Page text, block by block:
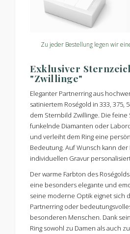
Zu jeder Bestellung legen wir
Exklusiver
"Zwillinge"
Eleganter Partnerring aus
satiniertem Roségold in 333, 375,
dem Sternbild Zwillinge. Die
funkelnde Diamanten oder
und verleiht dem Ring eine
Bedeutung. Auf Wunsch kann
individuellen Gravur
Der warme Farbton des
eine besonders elegante und
seine moderne Optik eignet sich
Partnerring oder
besonderen Menschen. Dank
Ring sowohl zu Damen als auch